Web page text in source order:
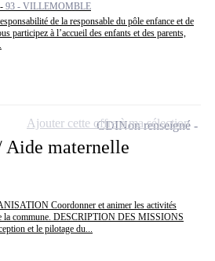
93 - VILLEMOMBLE
de la responsable du pôle enfance et de
participez à l’accueil des enfants et des parents,
Aide maternelle
Coordonner et animer les activités
la commune. DESCRIPTION DES MISSIONS
et le pilotage du...
CDINon renseigné
Ajouter cette offre à ma sélection